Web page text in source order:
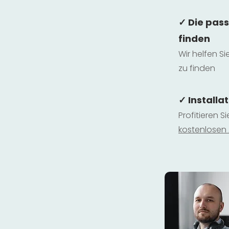
✓ Die
finden
Wir helfen
zu finden
✓
Profitieren
kostenlosen